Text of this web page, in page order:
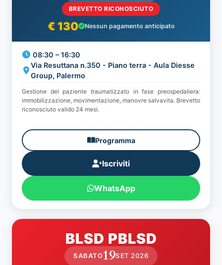
BREVETTO RICONOSCIUTO
€ 130 Nessun pagamento anticipato
08:30 – 16:30
Via Resuttana n.350 - Piano terra - Aula Diesse
Group, Palermo
Gestione del paziente traumatizzato in fase preospedaliera:
immobilizzazione, movimentazione, manovre salvavita. Brevetto
riconosciuto valido 24 mesi.
Programma
Iscriviti
WhatsApp
BLSD PBLSD
SABATO19SET 2026